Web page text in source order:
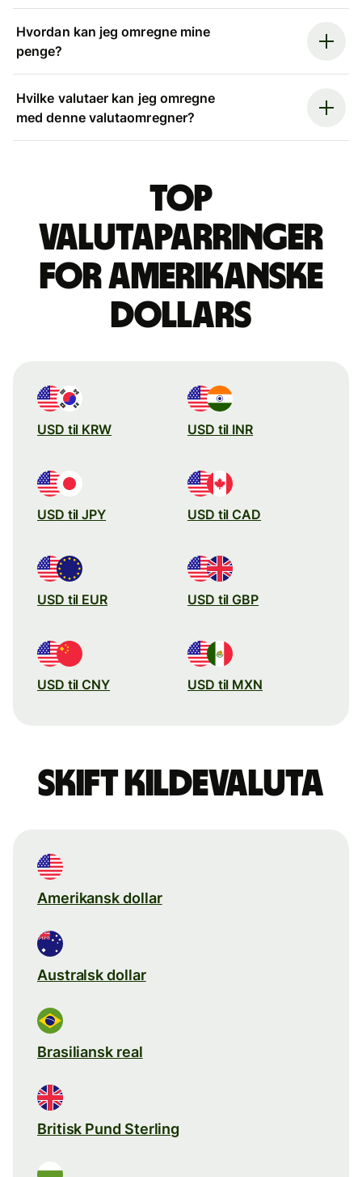
Hvordan kan jeg omregne mine
penge?
Hvilke valutaer kan jeg omregne
med denne valutaomregner?
Top
valutaparringer
for amerikanske
dollars
USD til KRW USD til INR
USD til JPY USD til CAD
USD til EUR USD til GBP
USD til CNY USD til MXN
Skift kildevaluta
Amerikansk dollar
Australsk dollar
Brasiliansk real
Britisk Pund Sterling